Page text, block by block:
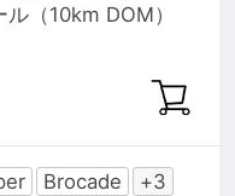
（10km DOM）
Brocade
+3